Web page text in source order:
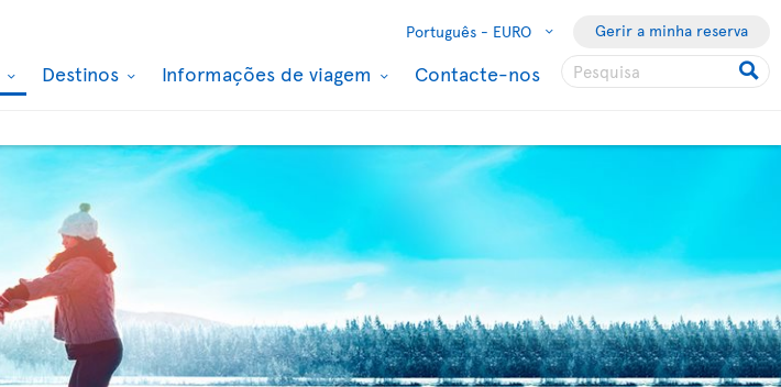
Português - EURO Gerir a minha reserva
Destinos Informações de viagem Contacte-nos